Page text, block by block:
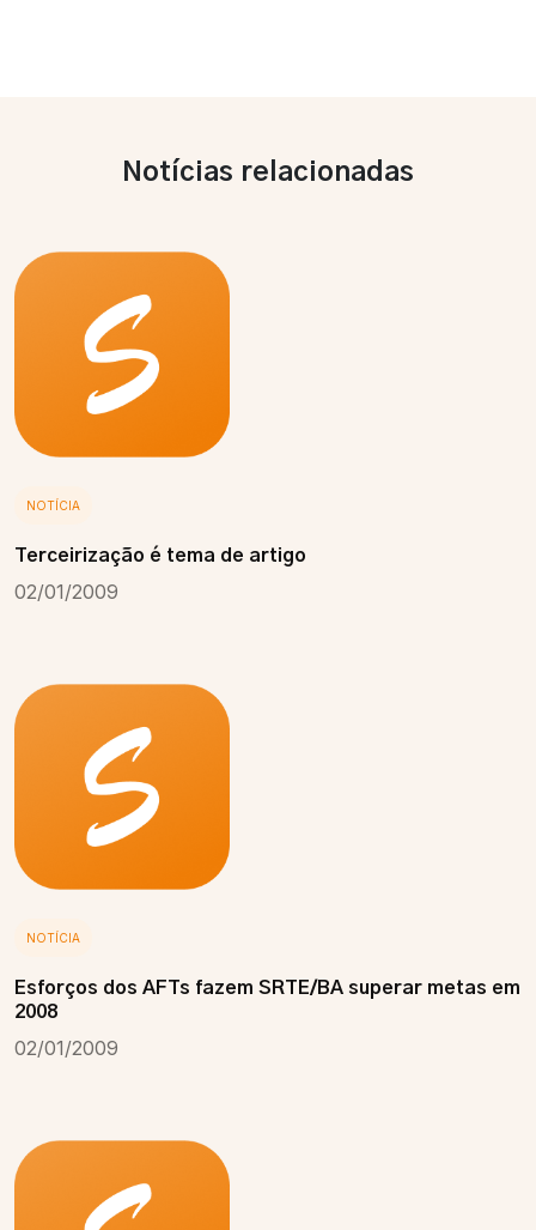
Notícias relacionadas
NOTÍCIA
Terceirização é tema de artigo
02/01/2009
NOTÍCIA
Esforços dos AFTs fazem SRTE/BA superar metas em
2008
02/01/2009